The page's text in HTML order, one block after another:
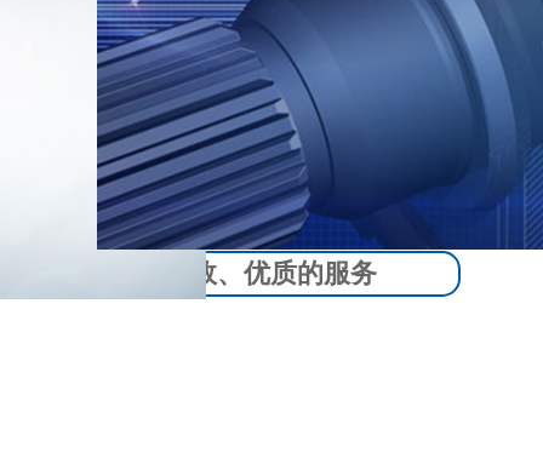
产品质量可靠，性价比高
专业、高效、优质的服务